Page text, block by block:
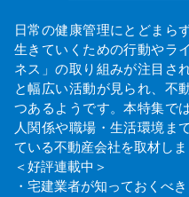
日常の健康管理にとどまら
生きていくための行動やラ
ネス」の取り組みが注目さ
と幅広い活動が見られ、不
つあるようです。本特集で
人関係や職場・生活環境ま
ている不動産会社を取材しま
＜好評連載中＞
・宅建業者が知っておくべ